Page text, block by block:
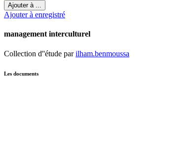
Ajouter à ...
Ajouter à enregistré
management interculturel
Collection d''étude parilham.benmoussa
Les documents